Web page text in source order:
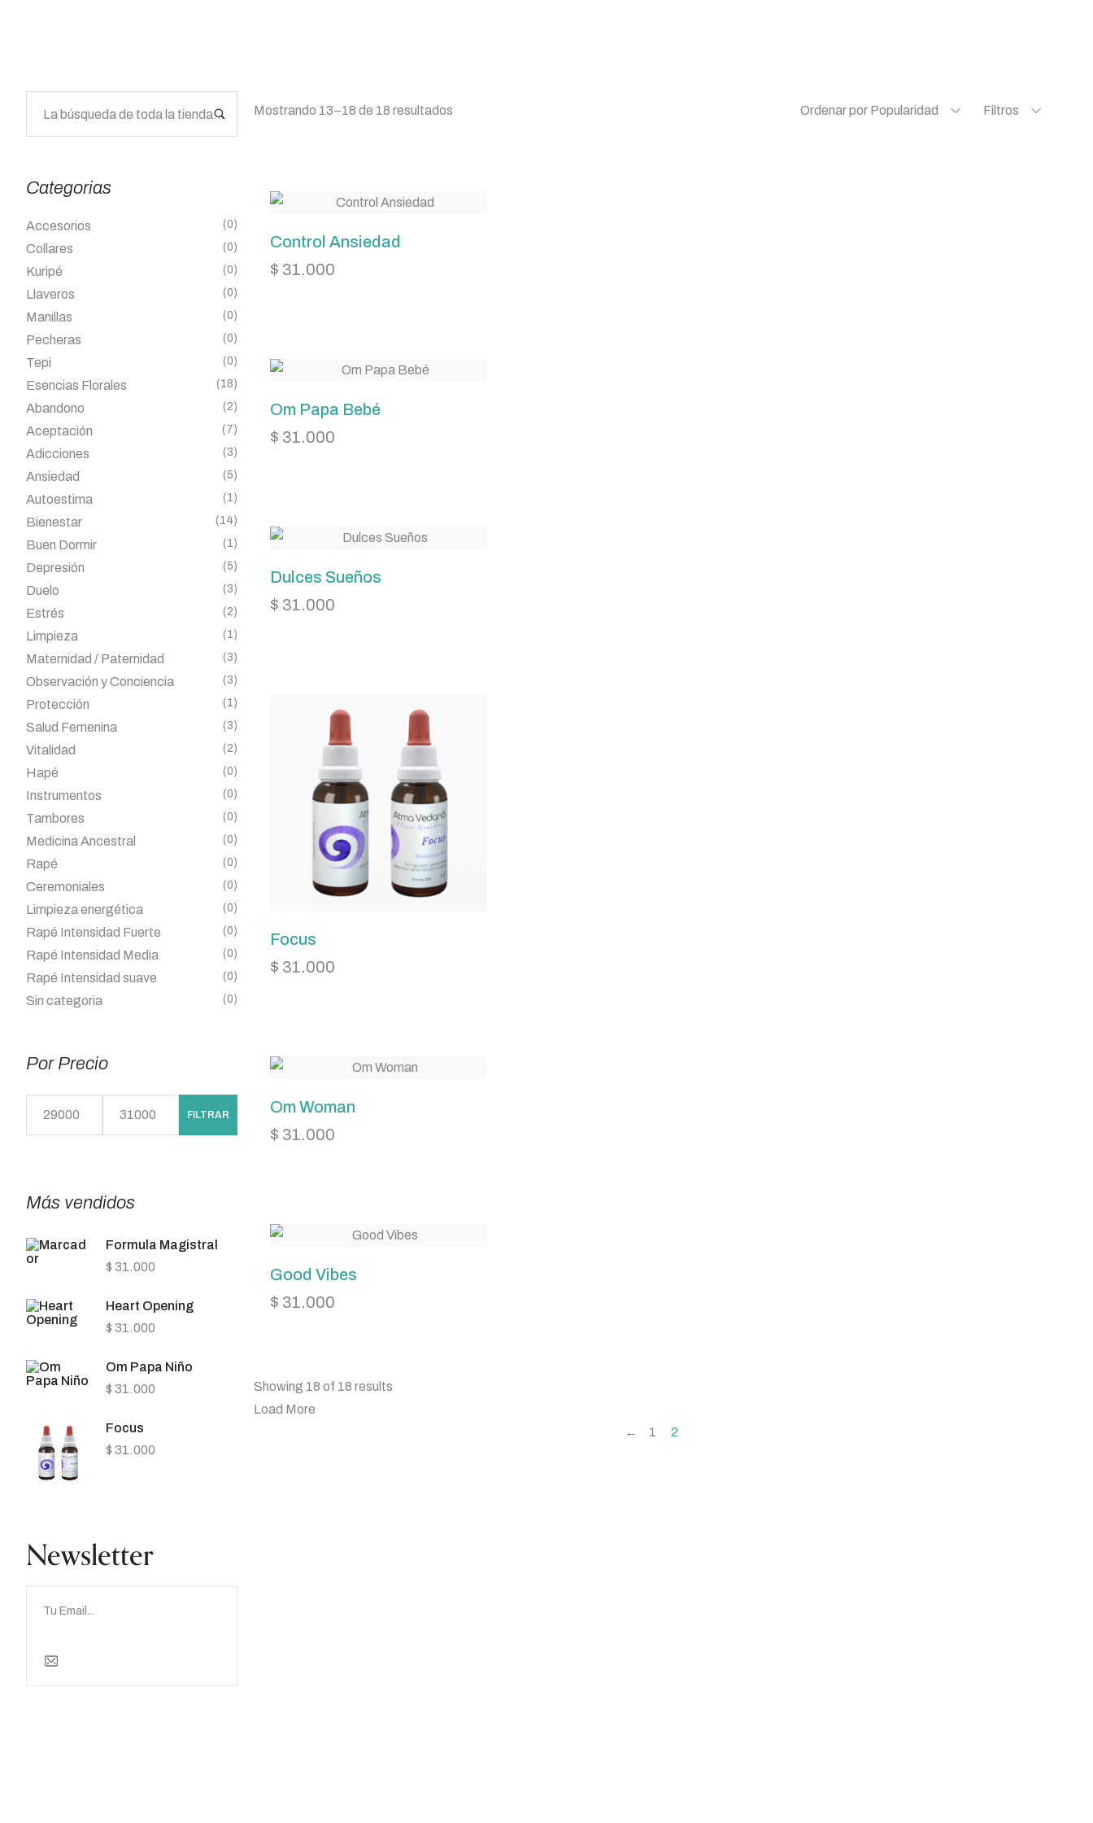
Categorias
Accesorios (0)
Collares (0)
Kuripé (0)
Llaveros (0)
Manillas (0)
Pecheras (0)
Tepi (0)
Esencias Florales (18)
Abandono (2)
Aceptación (7)
Adicciones (3)
Ansiedad (5)
Autoestima (1)
Bienestar (14)
Buen Dormir (1)
Depresión (5)
Duelo (3)
Estrés (2)
Limpieza (1)
Maternidad / Paternidad (3)
Observación y Conciencia (3)
Protección (1)
Salud Femenina (3)
Vitalidad (2)
Hapé (0)
Instrumentos (0)
Tambores (0)
Medicina Ancestral (0)
Rapé (0)
Ceremoniales (0)
Limpieza energética (0)
Rapé Intensidad Fuerte (0)
Rapé Intensidad Media (0)
Rapé Intensidad suave (0)
Sin categoria (0)
Por Precio
FILTRAR
Más vendidos
Formula Magistral
$ 31.000
Heart Opening
$ 31.000
Om Papa Niño
$ 31.000
Focus
$ 31.000
Newsletter
Mostrando 13–18 de 18 resultados Ordenar por Popularidad Filtros
Control Ansiedad
$ 31.000
Om Papa Bebé
$ 31.000
Dulces Sueños
$ 31.000
Focus
$ 31.000
Om Woman
$ 31.000
Good Vibes
$ 31.000
Showing 18 of 18 results
Load More
←
1 2